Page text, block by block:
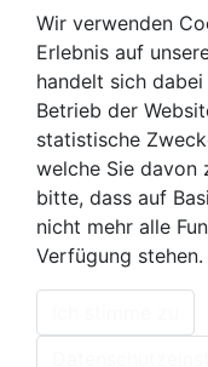
Wir verwenden
Erlebnis auf
handelt sich
Betrieb der
statistische
welche Sie davon
bitte, dass auf
nicht mehr alle
Verfügung stehen.